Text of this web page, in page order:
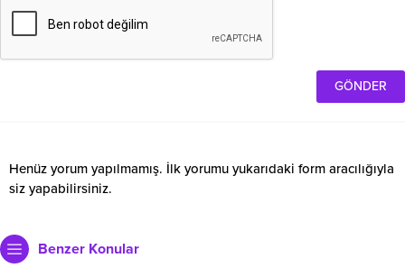
Henüz yorum yapılmamış. İlk yorumu yukarıdaki form aracılığıyla
siz yapabilirsiniz.
Benzer Konular